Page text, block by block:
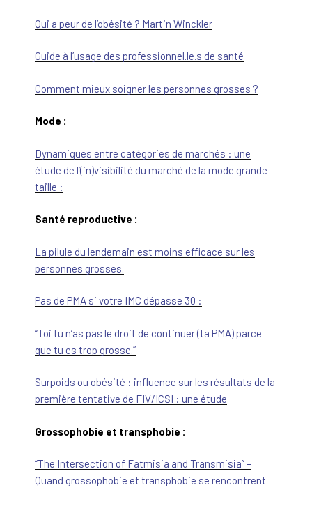
Qui a peur de l’obésité ? Martin Winckler
Guide à l’usage des professionnel.le.s de santé
Comment mieux soigner les personnes grosses ?
Mode :
Dynamiques entre catégories de marchés : une
étude de l’(in)visibilité du marché de la mode grande
taille :
Santé reproductive :
La pilule du lendemain est moins efficace sur les
personnes grosses.
Pas de PMA si votre IMC dépasse 30 :
“Toi tu n’as pas le droit de continuer (ta PMA) parce
que tu es trop grosse.”
Surpoids ou obésité : influence sur les résultats de la
première tentative de FIV/ICSI : une étude
Grossophobie et transphobie :
“The Intersection of Fatmisia and Transmisia” –
Quand grossophobie et transphobie se rencontrent